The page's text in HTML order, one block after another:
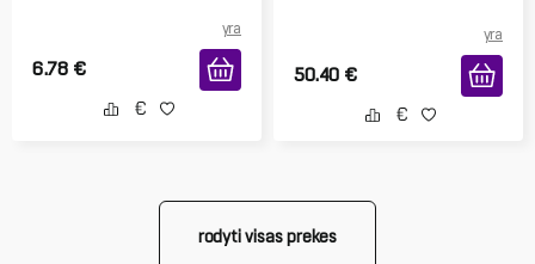
yra
6.78 €
yra
50.40 €
rodyti visas prekes